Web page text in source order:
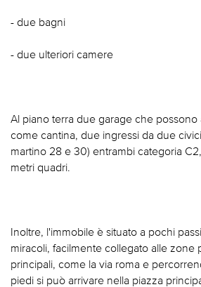
- due bagni
- due ulteriori camere
Al piano terra due garage che possono
come cantina, due ingressi da due
martino 28 e 30) entrambi categoria
metri quadri.
Inoltre, l'immobile è situato a pochi
miracoli, facilmente collegato alle zone
principali, come la via roma e
piedi si può arrivare nella piazza